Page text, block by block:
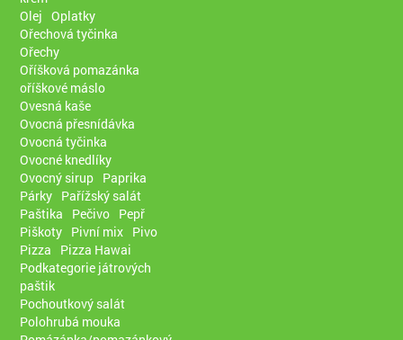
Olej Oplatky
Ořechová tyčinka
Ořechy
Oříšková pomazánka
oříškové máslo
Ovesná kaše
Ovocná přesnídávka
Ovocná tyčinka
Ovocné knedlíky
Ovocný sirup Paprika
Párky Pařížský salát
Paštika
Pečivo Pepř
Piškoty Pivní mix Pivo
Pizza
Pizza Hawai
Podkategorie játrových
paštik
Pochoutkový salát
Polohrubá mouka